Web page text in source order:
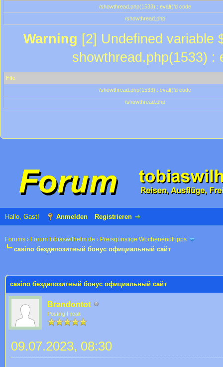
/showthread.php(1533) : eval()'d code
/showthread.php
Warning [2] Undefined variable
showthread.php(1533) :
File
/showthread.php(1533) : eval()'d code
/showthread.php
Hallo, Gast! Anmelden Registrieren
Forums › Forum tobiaswilhelm.de › Preisgünstige Wochenendtripps
casino бездепозитный бонус официальный сайт
casino бездепозитный бонус официальный сайт
Brandontot
Posting Freak
09.07.2023, 08:30